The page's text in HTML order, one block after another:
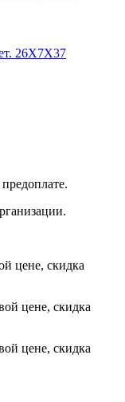
26X7X37
цене, скидка
цене, скидка
цене, скидка